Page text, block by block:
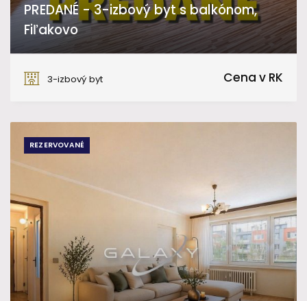
PREDANÉ - 3-izbový byt s balkónom,
Fiľakovo
3-izbový byt
Cena v RK
REZERVOVANÉ